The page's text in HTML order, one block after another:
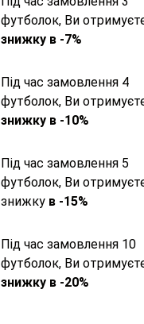
футболок, Ви
знижку в -7%
Під час замовлення 4
футболок, Ви
знижку в -10%
Під час замовлення 5
футболок, Ви
знижку в -15%
Під час замовлення 10
футболок, Ви
знижку в -20%